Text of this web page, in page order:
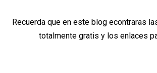
Recuerda que en este blog econtraras
totalmente gratis y los enlaces